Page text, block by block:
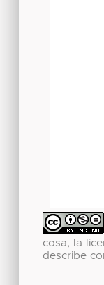
cosa, la
describe